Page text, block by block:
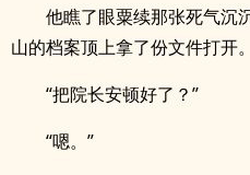
他瞧了眼粟续那张死气沉
山的档案顶上拿了份文件打开。
“把院长安顿好了？”
“嗯。”